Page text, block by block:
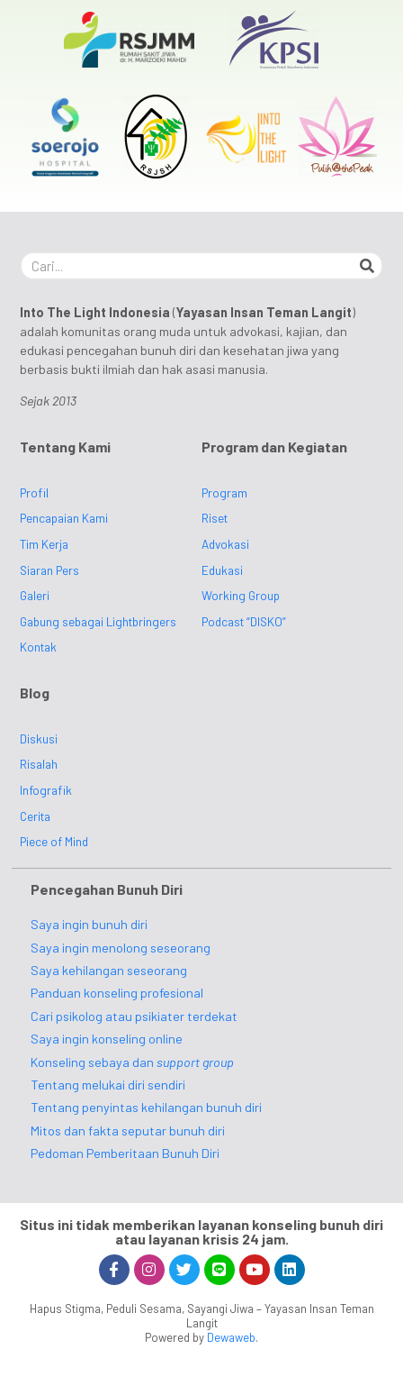
Into The Light Indonesia (Yayasan Insan Teman Langit)
adalah komunitas orang muda untuk advokasi, kajian, dan
edukasi pencegahan bunuh diri dan kesehatan jiwa yang
berbasis bukti ilmiah dan hak asasi manusia.
Sejak 2013
Tentang Kami
Profil
Pencapaian Kami
Tim Kerja
Siaran Pers
Galeri
Gabung sebagai Lightbringers
Kontak
Program dan Kegiatan
Program
Riset
Advokasi
Edukasi
Working Group
Podcast “DISKO”
Blog
Diskusi
Risalah
Infografik
Cerita
Piece of Mind
Pencegahan Bunuh Diri
Saya ingin bunuh diri
Saya ingin menolong seseorang
Saya kehilangan seseorang
Panduan konseling profesional
Cari psikolog atau psikiater terdekat
Saya ingin konseling online
Konseling sebaya dansupport group
Tentang melukai diri sendiri
Tentang penyintas kehilangan bunuh diri
Mitos dan fakta seputar bunuh diri
Pedoman Pemberitaan Bunuh Diri
Situs ini tidak memberikan layanan konseling bunuh diri
atau layanan krisis 24 jam.
Hapus Stigma, Peduli Sesama, Sayangi Jiwa – Yayasan Insan Teman
Langit
Powered by Dewaweb.